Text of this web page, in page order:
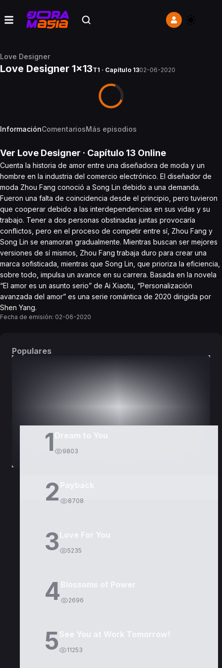
Love Designer
Love Designer 1x13T1 · Capítulo 1302-06-2020
InformaciónComentariosMás episodios
Ver Love Designer · Capítulo 13 Online
Cuenta la historia de amor entre una diseñadora de moda y un
hombre en la industria del comercio electrónico. El diseñador de
moda Zhou Fang conoció a Song Lin debido a una demanda.
Fueron una falta de coincidencia desde el principio, pero tuvieron
que cooperar debido a las interdependencias en sus vidas y su
trabajo. Tener a dos personas obstinadas juntas provocaría
conflictos, pero en el proceso de competir entre sí, Zhou Fang y
Song Lin se enamoran gradualmente. Mientras buscan ser mejores
versiones de sí mismos, Zhou Fang trabaja duro para crear una
marca sofisticada, mientras que Song Lin, que prioriza la eficiencia,
sobre todo, impulsa un avance en su carrera. Basada en la novela
“El amor es un asunto serio” de Ai Xiaotu, “Personalización
avanzada del amor” es una serie romántica de 2020 dirigida por
Shen Yang.
Fecha de emisión: 02-06-2020
Populares
1 9803
2 8708
3Love For You
5235
4Blossoms of Power
2696
5See You at Work Tomorrow!
11253